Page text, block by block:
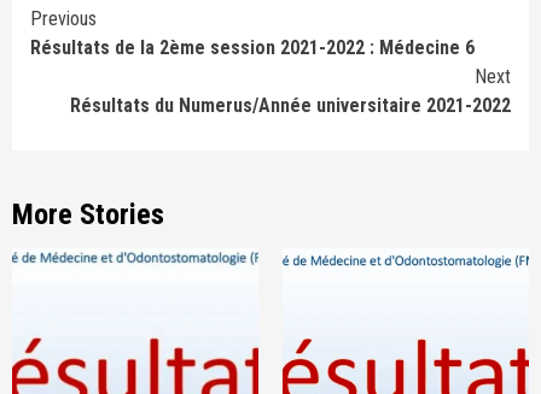
Continue
Reading
Previous
Résultats de la 2ème session 2021-2022 : Médecine 6
Next
Résultats du Numerus/Année universitaire 2021-2022
More Stories